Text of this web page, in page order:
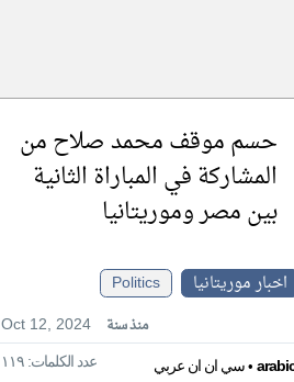
حسم موقف محمد صلاح من
المشاركة في المباراة الثانية
بين مصر وموريتانيا
اخبار موريتانيا
Politics
Oct 12, 2024
منذ سنة
سي ان ان عربي• عدد الكلمات: ١١٩